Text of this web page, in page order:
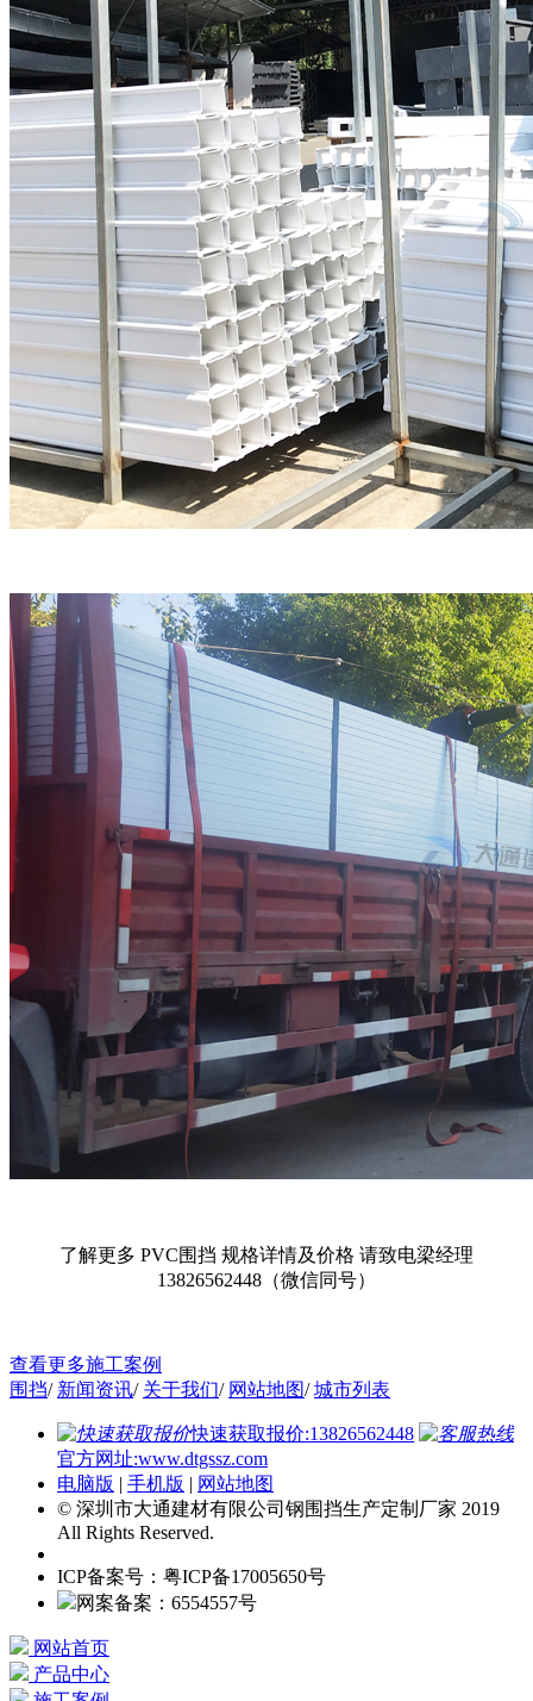
了解更多 PVC围挡 规格详情及价格 请致电梁经理
13826562448（微信同号）
查看更多施工案例
围挡/ 新闻资讯/ 关于我们/ 网站地图/城市列表
快速获取报价:13826562448
官方网址:www.dtgssz.com
电脑版 | 手机版 | 网站地图
© 深圳市大通建材有限公司钢围挡生产定制厂家 2019
All Rights Reserved.
ICP备案号：粤ICP备17005650号
网案备案：6554557号
网站首页
产品中心